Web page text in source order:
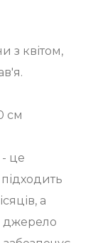
з квітом,
см
це
а
джерело